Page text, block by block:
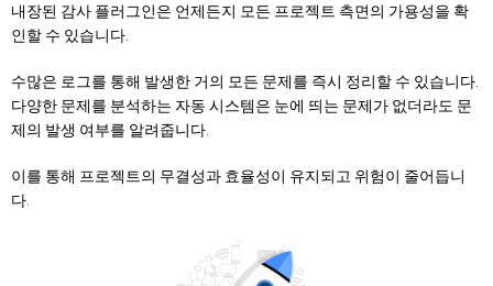
내장된 감사 플러그인은 언제든지 모든 프로젝트 측면의 가용성을 확
인할 수 있습니다.
수많은 로그를 통해 발생한 거의 모든 문제를 즉시 정리할 수 있습니다.
다양한 문제를 분석하는 자동 시스템은 눈에 띄는 문제가 없더라도 문
제의 발생 여부를 알려줍니다.
이를 통해 프로젝트의 무결성과 효율성이 유지되고 위험이 줄어듭니
다.